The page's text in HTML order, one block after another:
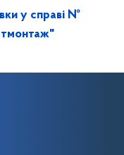
у справі №